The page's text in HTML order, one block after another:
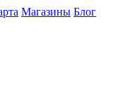
Магазины Блог